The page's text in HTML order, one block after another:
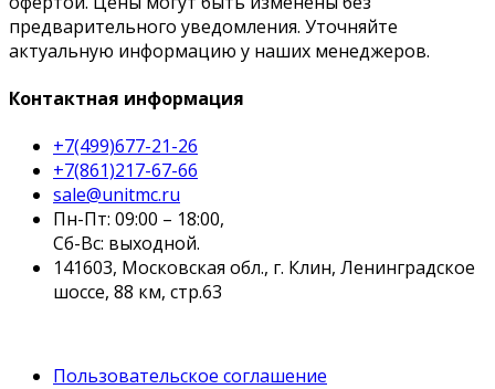
предварительного уведомления. Уточняйте
актуальную информацию у наших менеджеров.
Контактная информация
+7(499)677-21-26
+7(861)217-67-66
sale@unitmc.ru
Пн-Пт: 09:00 – 18:00,
Сб-Вс: выходной.
141603, Московская обл., г. Клин, Ленинградское
шоссе, 88 км, стр.63
Пользовательское соглашение